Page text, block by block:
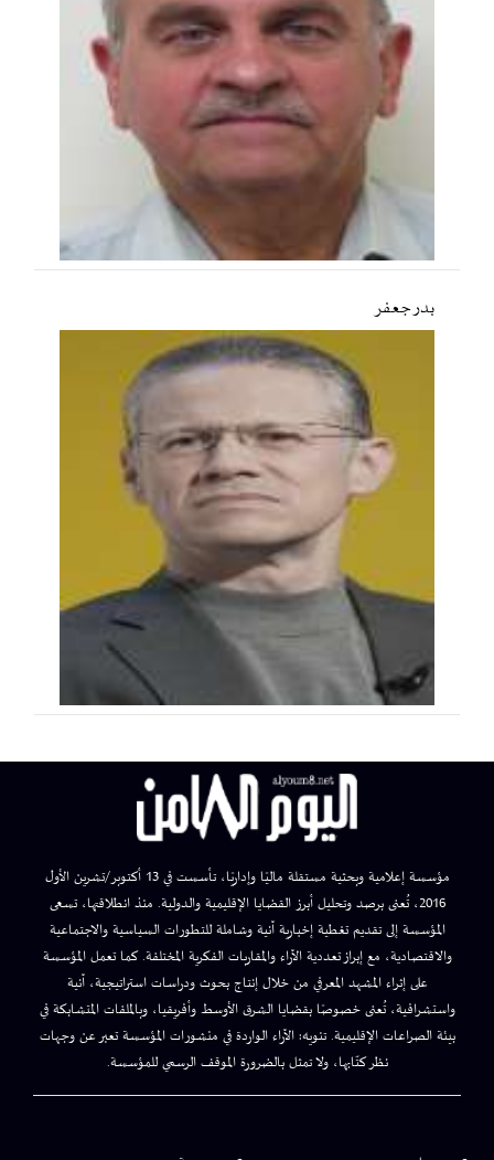
بدر جعفر
مؤسسة إعلامية وبحثية مستقلة ماليًا وإداريًا، تأسست في 13 أكتوبر/تشرين الأول
2016، تُعنى برصد وتحليل أبرز القضايا الإقليمية والدولية. منذ انطلاقتها، تسعى
المؤسسة إلى تقديم تغطية إخبارية آنية وشاملة للتطورات السياسية والاجتماعية
والاقتصادية، مع إبراز تعددية الآراء والمقاربات الفكرية المختلفة. كما تعمل المؤسسة
على إثراء المشهد المعرفي من خلال إنتاج بحوث ودراسات استراتيجية، آنية
واستشرافية، تُعنى خصوصًا بقضايا الشرق الأوسط وأفريقيا، وبالملفات المتشابكة في
بيئة الصراعات الإقليمية. تنويه: الآراء الواردة في منشورات المؤسسة تعبر عن وجهات
نظر كتّابها، ولا تمثل بالضرورة الموقف الرسمي للمؤسسة.